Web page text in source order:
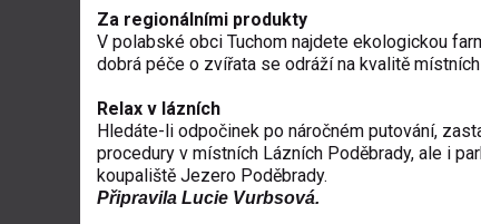
Za regionálními produkty
V polabské obci Tuchom najdete ekologickou
dobrá péče o zvířata se odráží na kvalitě
Relax v lázních
Hledáte-li odpočinek po náročném putování,
procedury v místních Lázních Poděbrady, ale i
koupaliště Jezero Poděbrady.
Připravila Lucie Vurbsová.